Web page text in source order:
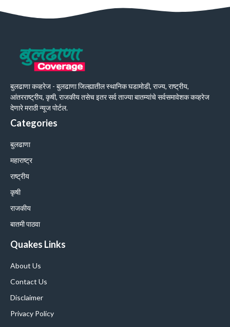
बुलढाणा कव्हरेज - बुलढाणा जिल्ह्यातील स्थानिक घडामोडी, राज्य, राष्ट्रीय,
आंतरराष्ट्रीय, कृषी, राजकीय तसेच इतर सर्व ताज्या बातम्यांचे सर्वसमावेशक कव्हरेज
देणारे मराठी न्यूज पोर्टल.
Categories
बुलढाणा
महाराष्ट्र
राष्ट्रीय
कृषी
राजकीय
बातमी पाठवा
Quakes Links
About Us
Contact Us
Disclaimer
Privacy Policy